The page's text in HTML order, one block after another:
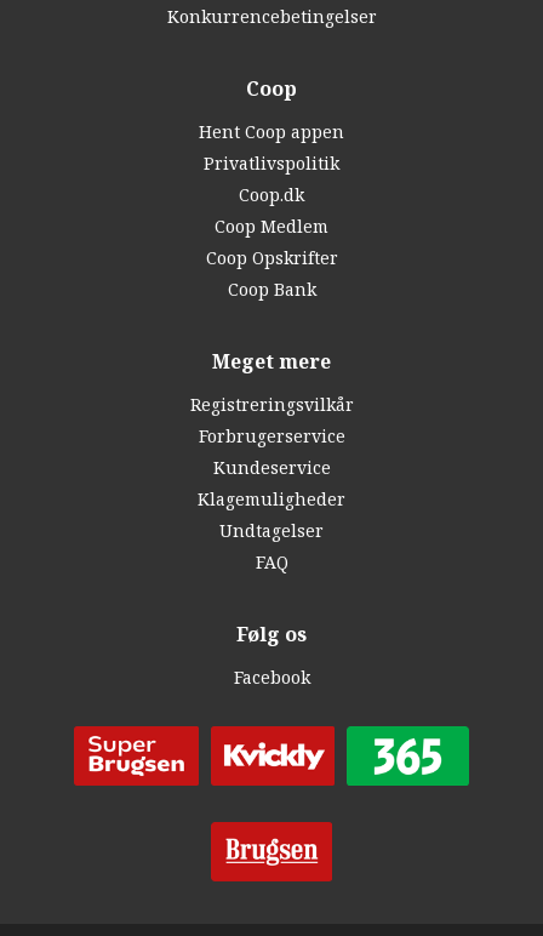
Konkurrencebetingelser
Coop
Hent Coop appen
Privatlivspolitik
Coop.dk
Coop Medlem
Coop Opskrifter
Coop Bank
Meget mere
Registreringsvilkår
Forbrugerservice
Kundeservice
Klagemuligheder
Undtagelser
FAQ
Følg os
Facebook